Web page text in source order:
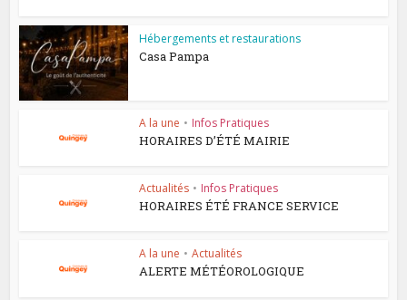
Hébergements et restaurations
Casa Pampa
A la une • Infos Pratiques
HORAIRES D’ÉTÉ MAIRIE
Actualités • Infos Pratiques
HORAIRES ÉTÉ FRANCE SERVICE
A la une • Actualités
ALERTE MÉTÉOROLOGIQUE